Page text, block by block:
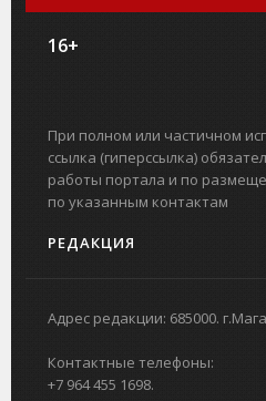
16+
При полном или частичном
ссылка (гиперссылка)
работы портала и по
по указанным контактам
РЕДАКЦИЯ
Адрес редакции: 685000.
Контактные телефоны:
+7 964 455 1698.